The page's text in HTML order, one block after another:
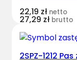
22,19 zł netto
27,29 zł brutto
2SPZ-1212